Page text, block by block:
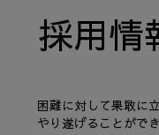
採用情
困難に対して果敢に
やり遂げることがで